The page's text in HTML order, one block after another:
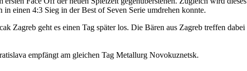
einen 4:3 Sieg in der Best of Seven Serie umdrehen konnte.
Zagreb geht es einen Tag später los. Die Bären aus Zagreb treffen
empfängt am gleichen Tag Metallurg Novokuznetsk.